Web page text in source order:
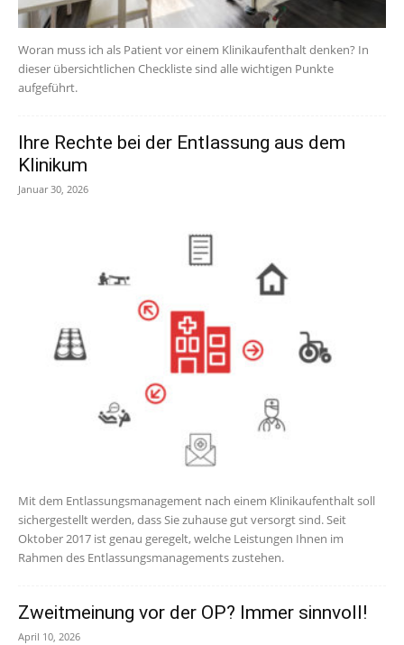
Woran muss ich als Patient vor einem Klinikaufenthalt denken? In
dieser übersichtlichen Checkliste sind alle wichtigen Punkte
aufgeführt.
Ihre Rechte bei der Entlassung aus dem
Klinikum
Januar 30, 2026
Mit dem Entlassungsmanagement nach einem Klinikaufenthalt soll
sichergestellt werden, dass Sie zuhause gut versorgt sind. Seit
Oktober 2017 ist genau geregelt, welche Leistungen Ihnen im
Rahmen des Entlassungsmanagements zustehen.
Zweitmeinung vor der OP? Immer sinnvoll!
April 10, 2026